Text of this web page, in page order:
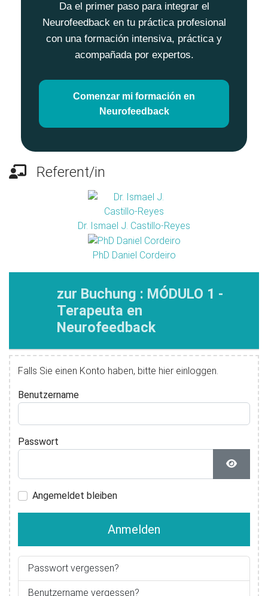
Da el primer paso para integrar el
Neurofeedback en tu práctica profesional
con una formación intensiva, práctica y
acompañada por expertos.
Comenzar mi formación en
Neurofeedback
Referent/in
Dr. Ismael J. Castillo-Reyes
PhD Daniel Cordeiro
zur Buchung : MÓDULO 1 -
Terapeuta en
Neurofeedback
Falls Sie einen Konto haben, bitte hier einloggen.
Benutzername
Passwort
Angemeldet bleiben
Anmelden
Passwort vergessen?
Benutzername vergessen?